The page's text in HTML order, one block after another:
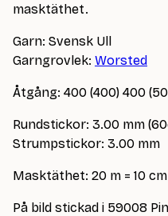
masktäthet.
Garn: Svensk Ull
Garngrovlek: Worsted
Åtgång: 400 (400) 400
Rundstickor: 3.00 mm
Strumpstickor: 3.00 mm
Masktäthet: 20 m = 10 cm
På bild stickad i 59008